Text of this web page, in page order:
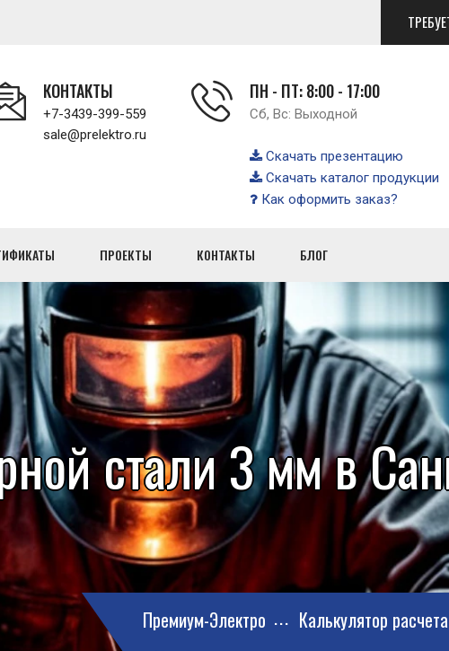
КОНТАКТЫ
+7-3439-399-559
sale@prelektro.ru
ПН - ПТ: 8:00 - 17:00
Сб, Вс: Выходной
Скачать презентацию
Скачать каталог продукции
Как оформить заказ?
ПРОЕКТЫ КОНТАКТЫ БЛОГ
стали 3 мм в
Премиум-Электро Калькулятор